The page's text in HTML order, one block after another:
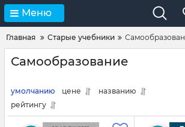
Меню
Главная Старые учебники
Самообразование
умолчанию цене
названию
рейтингу